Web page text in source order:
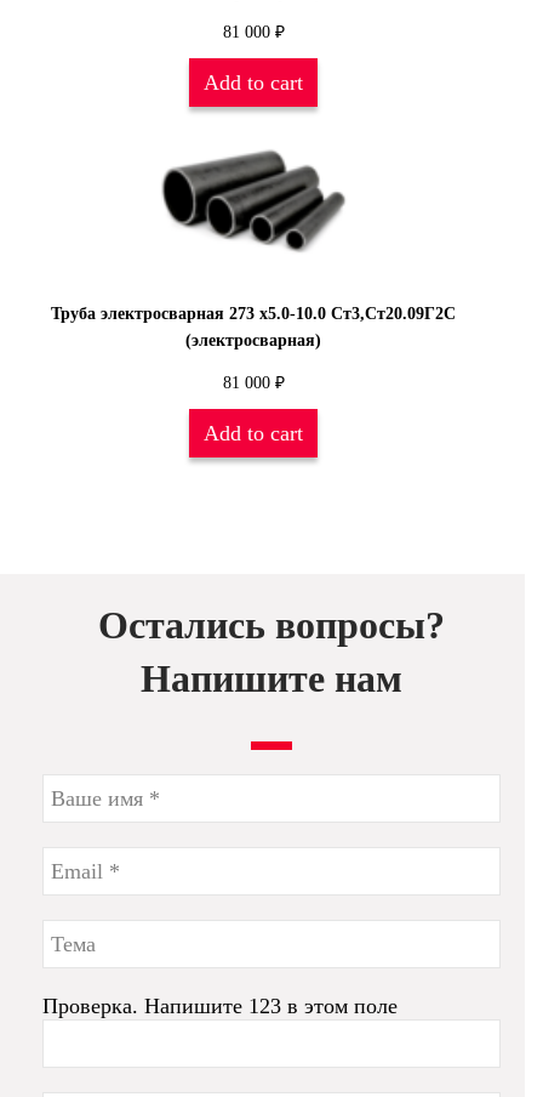
81 000 ₽
Add to cart
Труба электросварная 273 х5.0-10.0 Ст3,Ст20.09Г2С
(электросварная)
81 000 ₽
Add to cart
Остались вопросы?
Напишите нам
Проверка. Напишите 123 в этом поле